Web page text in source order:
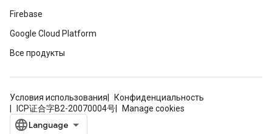
Firebase
Google Cloud Platform
Все продукты
Условия использования
Конфиденциальность
ICP证合字B2-20070004号
Manage cookies